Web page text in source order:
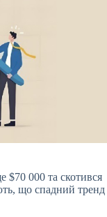
$70 000 та скотився
що спадний тренд